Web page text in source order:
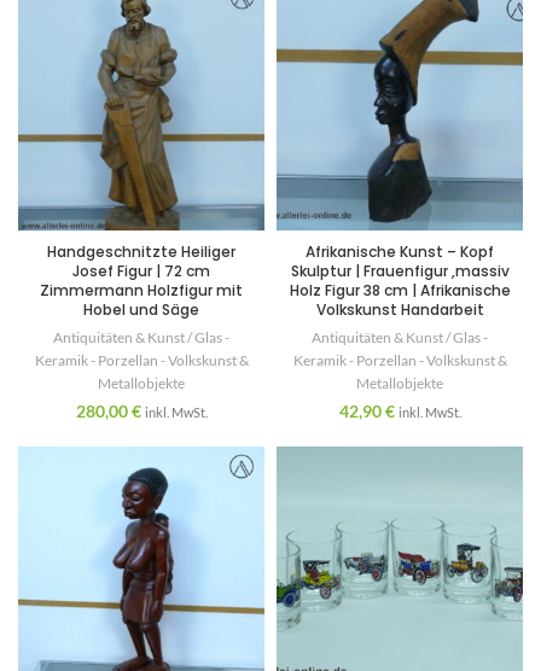
Handgeschnitzte Heiliger
Josef Figur | 72 cm
Zimmermann Holzfigur mit
Hobel und Säge
Antiquitäten & Kunst / Glas -
Keramik - Porzellan - Volkskunst &
Metallobjekte
280,00€ inkl. MwSt.
Afrikanische Kunst – Kopf
Skulptur | Frauenfigur ,massiv
Holz Figur 38 cm | Afrikanische
Volkskunst Handarbeit
Antiquitäten & Kunst / Glas -
Keramik - Porzellan - Volkskunst &
Metallobjekte
42,90€ inkl. MwSt.